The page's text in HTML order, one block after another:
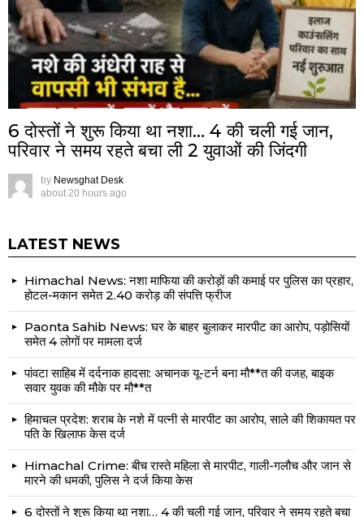
6 दोस्तों ने शुरू किया था नशा… 4 की चली गई जान,
परिवार ने समय रहते बचा ली 2 युवाओं की जिंदगी
by Newsghat Desk
about 20 hours ago
LATEST NEWS
Himachal News: नशा माफिया की करोड़ों की कमाई पर पुलिस का प्रहार,
होटल-मकान समेत 2.40 करोड़ की संपत्ति फ्रीज
Paonta Sahib News: घर के बाहर बुलाकर मारपीट का आरोप, पड़ोसियों
समेत 4 लोगों पर मामला दर्ज
पांवटा साहिब में दर्दनाक हादसा: अचानक यू-टर्न बना मौ**त की वजह, बाइक
सवार युवक की मौके पर मौ**त
हिमाचल प्रदेश: शराब के नशे में पत्नी से मारपीट का आरोप, साले की शिकायत पर
पति के खिलाफ केस दर्ज
Himachal Crime: बीच रास्ते महिला से मारपीट, गाली-गलौच और जान से
मारने की धमकी, पुलिस ने दर्ज किया केस
6 दोस्तों ने शुरू किया था नशा… 4 की चली गई जान, परिवार ने समय रहते बचा